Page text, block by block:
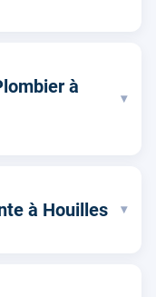
à
▾
à Houilles ▾